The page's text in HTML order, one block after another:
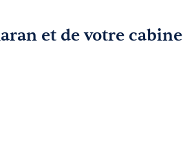
et de votre cabine